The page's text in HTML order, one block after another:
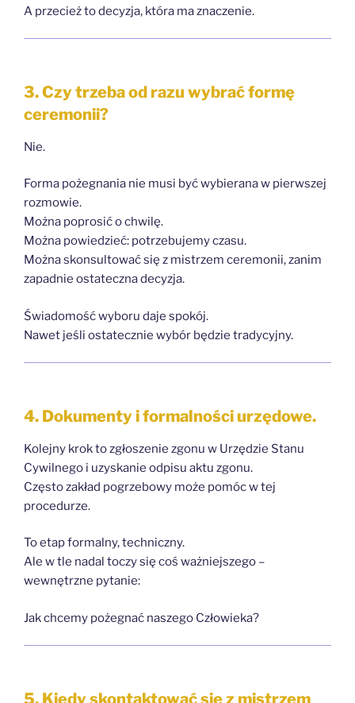
A przecież to decyzja, która ma znaczenie.
3. Czy trzeba od razu wybrać formę
ceremonii?
Nie.
Forma pożegnania nie musi być wybierana w pierwszej
rozmowie.
Można poprosić o chwilę.
Można powiedzieć: potrzebujemy czasu.
Można skonsultować się z mistrzem ceremonii, zanim
zapadnie ostateczna decyzja.
Świadomość wyboru daje spokój.
Nawet jeśli ostatecznie wybór będzie tradycyjny.
4. Dokumenty i formalności urzędowe.
Kolejny krok to zgłoszenie zgonu w Urzędzie Stanu
Cywilnego i uzyskanie odpisu aktu zgonu.
Często zakład pogrzebowy może pomóc w tej
procedurze.
To etap formalny, techniczny.
Ale w tle nadal toczy się coś ważniejszego –
wewnętrzne pytanie:
Jak chcemy pożegnać naszego Człowieka?
5. Kiedy skontaktować się z mistrzem